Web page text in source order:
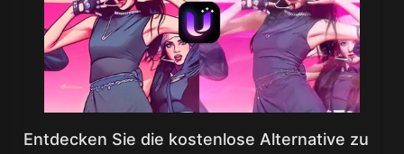
Entdecken Sie die kostenlose Alternative zu